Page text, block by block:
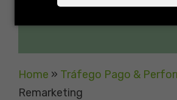
Home » Tráfego Pago &
Remarketing